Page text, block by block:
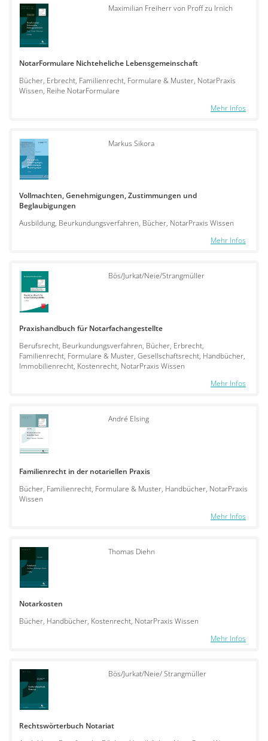
Maximilian Freiherr von Proff zu Irnich
NotarFormulare Nichteheliche Lebensgemeinschaft
Bücher, Erbrecht, Familienrecht, Formulare & Muster, NotarPraxis
Wissen, Reihe NotarFormulare
Mehr Infos
Markus Sikora
Vollmachten, Genehmigungen, Zustimmungen und
Beglaubigungen
Ausbildung, Beurkundungsverfahren, Bücher, NotarPraxis Wissen
Mehr Infos
Bös/Jurkat/Neie/Strangmüller
Praxishandbuch für Notarfachangestellte
Berufsrecht, Beurkundungsverfahren, Bücher, Erbrecht,
Familienrecht, Formulare & Muster, Gesellschaftsrecht, Handbücher,
Immobilienrecht, Kostenrecht, NotarPraxis Wissen
Mehr Infos
André Elsing
Familienrecht in der notariellen Praxis
Bücher, Familienrecht, Formulare & Muster, Handbücher, NotarPraxis
Wissen
Mehr Infos
Thomas Diehn
Notarkosten
Bücher, Handbücher, Kostenrecht, NotarPraxis Wissen
Mehr Infos
Bös/Jurkat/Neie/ Strangmüller
Rechtswörterbuch Notariat